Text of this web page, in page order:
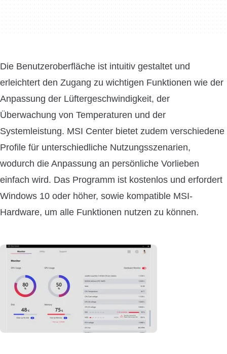
Die Benutzeroberfläche ist intuitiv gestaltet und
erleichtert den Zugang zu wichtigen Funktionen wie der
Anpassung der Lüftergeschwindigkeit, der
Überwachung von Temperaturen und der
Systemleistung. MSI Center bietet zudem verschiedene
Profile für unterschiedliche Nutzungsszenarien,
wodurch die Anpassung an persönliche Vorlieben
einfach wird. Das Programm ist kostenlos und erfordert
Windows 10 oder höher, sowie kompatible MSI-
Hardware, um alle Funktionen nutzen zu können.